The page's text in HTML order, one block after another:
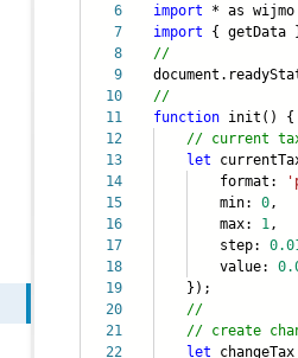
6
7
8
9
10
11
12
13
14
15
16
17
18
19
20
21
22
import * as wijmo
import { getData
//
//
function init() {
// current
let
format:
min: 0,
max: 1,
step:
value:
});
//
// create
let